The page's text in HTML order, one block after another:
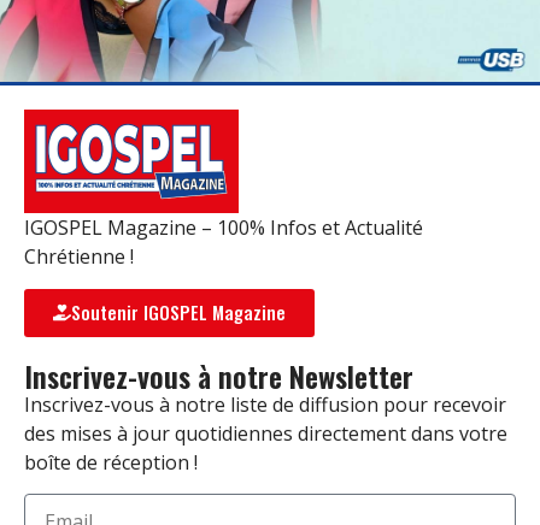
IGOSPEL Magazine – 100% Infos et Actualité
Chrétienne !
Soutenir IGOSPEL Magazine
Inscrivez-vous à notre Newsletter
Inscrivez-vous à notre liste de diffusion pour recevoir
des mises à jour quotidiennes directement dans votre
boîte de réception !